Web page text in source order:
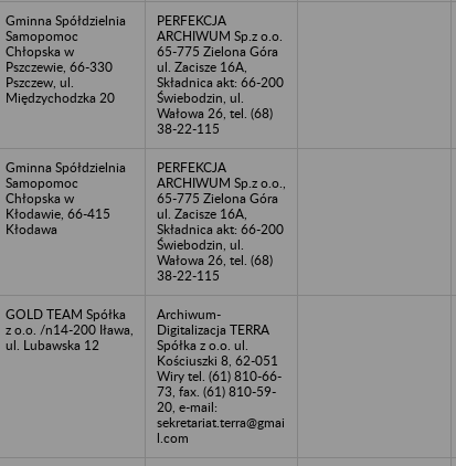
Gminna Spółdzielnia
Samopomoc
Chłopska w
Pszczewie, 66-330
Pszczew, ul.
Międzychodzka 20
PERFEKCJA
ARCHIWUM Sp.z o.o.
65-775 Zielona Góra
ul. Zacisze 16A,
Składnica akt: 66-200
Świebodzin, ul.
Wałowa 26, tel. (68)
38-22-115
Gminna Spółdzielnia
Samopomoc
Chłopska w
Kłodawie, 66-415
Kłodawa
PERFEKCJA
ARCHIWUM Sp.z o.o.,
65-775 Zielona Góra
ul. Zacisze 16A,
Składnica akt: 66-200
Świebodzin, ul.
Wałowa 26, tel. (68)
38-22-115
GOLD TEAM Spółka
z o.o. /n14-200 Iława,
ul. Lubawska 12
Archiwum-
Digitalizacja TERRA
Spółka z o.o. ul.
Kościuszki 8, 62-051
Wiry tel. (61) 810-66-
73, fax. (61) 810-59-
20, e-mail:
sekretariat.terra@gmai
l.com